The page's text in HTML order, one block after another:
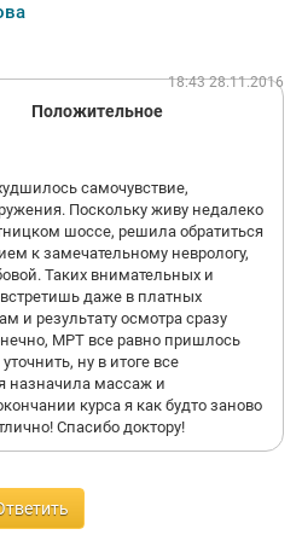
18:43 28.11.2016
Положительное
самочувствие,
Поскольку живу недалеко
шоссе, решила обратиться
к замечательному неврологу,
Таких внимательных и
даже в платных
и результату осмотра сразу
МРТ все равно пришлось
ну в итоге все
назначила массаж и
курса я как будто заново
Спасибо доктору!